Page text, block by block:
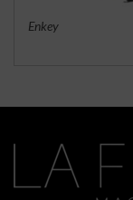
Enkey